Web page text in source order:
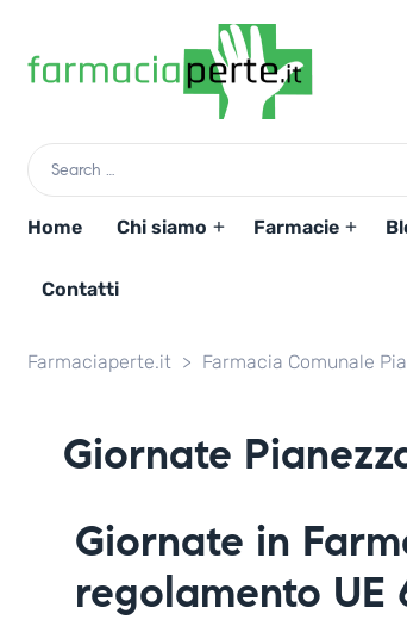
Persona
dei
Servizi
Home Chi siamo Farmacie
Contatti
Farmaciaperte.it > Farmacia Comunale
Giornate
Giornate in
regolamento UE